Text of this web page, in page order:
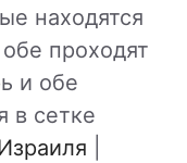
находятся
проходят
и обе
в сетке